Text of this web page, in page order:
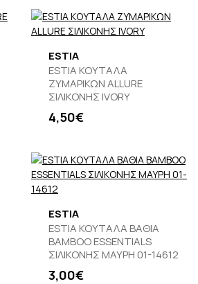
ESTIA
ESTIA ΚΟΥΤΑΛΑ
ΖΥΜΑΡΙΚΩΝ ALLURE
ΣΙΛΙΚΟΝΗΣ IVORY
4,50€
ESTIA
ESTIA ΚΟΥΤΑΛΑ ΒΑΘΙΑ
BAMBOO ESSENTIALS
ΣΙΛΙΚΟΝΗΣ ΜΑΥΡΗ 01-14612
3,00€